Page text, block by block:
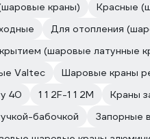
краны)
Красные
Для отопления
(шаровые латунные
Valtec
Шаровые краны
40
1 1 2F-1 1 2M
Краны
бабочкой
Запорные